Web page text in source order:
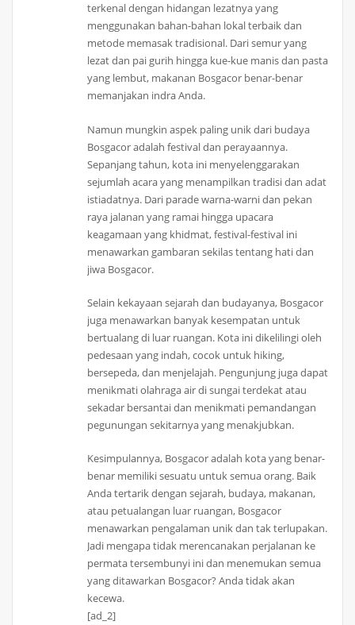
terkenal dengan hidangan lezatnya yang
menggunakan bahan-bahan lokal terbaik dan
metode memasak tradisional. Dari semur yang
lezat dan pai gurih hingga kue-kue manis dan pasta
yang lembut, makanan Bosgacor benar-benar
memanjakan indra Anda.
Namun mungkin aspek paling unik dari budaya
Bosgacor adalah festival dan perayaannya.
Sepanjang tahun, kota ini menyelenggarakan
sejumlah acara yang menampilkan tradisi dan adat
istiadatnya. Dari parade warna-warni dan pekan
raya jalanan yang ramai hingga upacara
keagamaan yang khidmat, festival-festival ini
menawarkan gambaran sekilas tentang hati dan
jiwa Bosgacor.
Selain kekayaan sejarah dan budayanya, Bosgacor
juga menawarkan banyak kesempatan untuk
bertualang di luar ruangan. Kota ini dikelilingi oleh
pedesaan yang indah, cocok untuk hiking,
bersepeda, dan menjelajah. Pengunjung juga dapat
menikmati olahraga air di sungai terdekat atau
sekadar bersantai dan menikmati pemandangan
pegunungan sekitarnya yang menakjubkan.
Kesimpulannya, Bosgacor adalah kota yang benar-
benar memiliki sesuatu untuk semua orang. Baik
Anda tertarik dengan sejarah, budaya, makanan,
atau petualangan luar ruangan, Bosgacor
menawarkan pengalaman unik dan tak terlupakan.
Jadi mengapa tidak merencanakan perjalanan ke
permata tersembunyi ini dan menemukan semua
yang ditawarkan Bosgacor? Anda tidak akan
kecewa.
[ad_2]